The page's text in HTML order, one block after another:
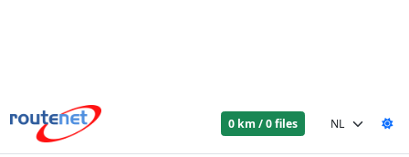
0 km / 0 files